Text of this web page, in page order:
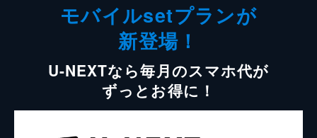
モバイルsetプランが
新登場！
U-NEXTなら毎月のスマホ代が
ずっとお得に！